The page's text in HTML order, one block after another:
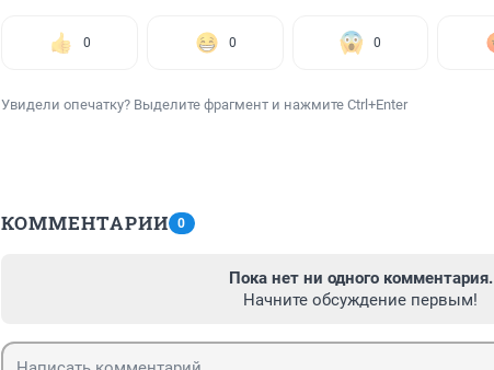
0 0 0
Увидели опечатку? Выделите фрагмент и нажмите Ctrl+Enter
КОММЕНТАРИИ 0
Пока нет ни одного комментария.
Начните обсуждение первым!